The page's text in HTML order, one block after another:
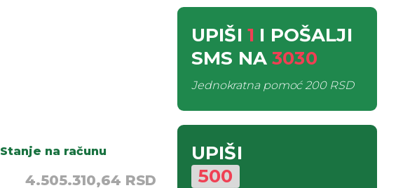
Stanje na računu
4.505.310,64 RSD
UPIŠI 1 I POŠALJI
SMS NA 3030
Jednokratna pomoć200 RSD
UPIŠI
500